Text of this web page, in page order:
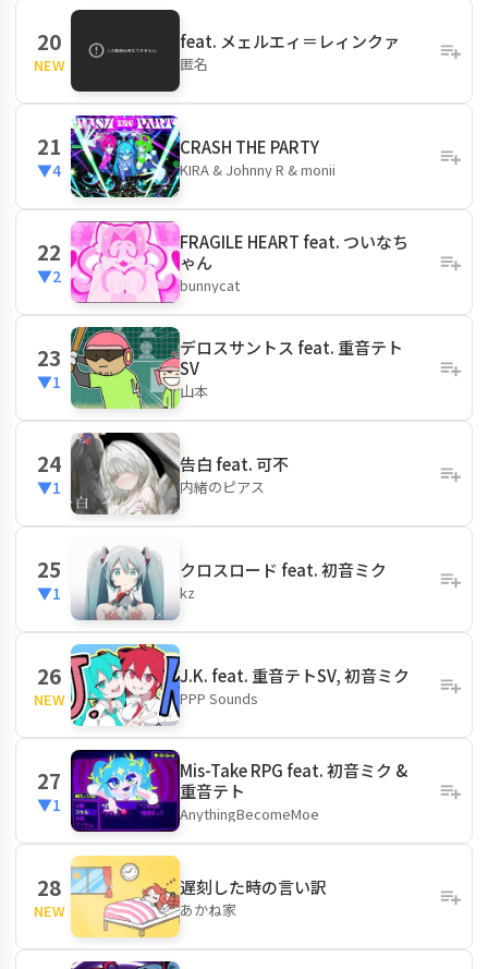
20
NEW
feat. メェルエィ＝レィンクァ
匿名
21
▼4
CRASH THE PARTY
KIRA & Johnny R & monii
22
▼2
FRAGILE HEART feat. ついなち
ゃん
bunnycat
23
▼1
デロスサントス feat. 重音テト
SV
山本
24
▼1
告白 feat. 可不
内緒のピアス
25
▼1
クロスロード feat. 初音ミク
kz
26
NEW
J.K. feat. 重音テトSV, 初音ミク
PPP Sounds
27
▼1
Mis-Take RPG feat. 初音ミク &
重音テト
AnythingBecomeMoe
28
NEW
遅刻した時の言い訳
あかね家